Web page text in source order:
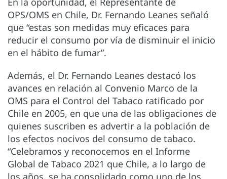
OPS/OMS en Chile, Dr. Fernando Leanes señaló
que “estas son medidas muy eficaces para
reducir el consumo por vía de disminuir el inicio
en el hábito de fumar”.
Además, el Dr. Fernando Leanes destacó los
avances en relación al Convenio Marco de la
OMS para el Control del Tabaco ratificado por
Chile en 2005, en que una de las obligaciones de
quienes suscriben es advertir a la población de
los efectos nocivos del consumo de tabaco.
“Celebramos y reconocemos en el Informe
Global de Tabaco 2021 que Chile, a lo largo de